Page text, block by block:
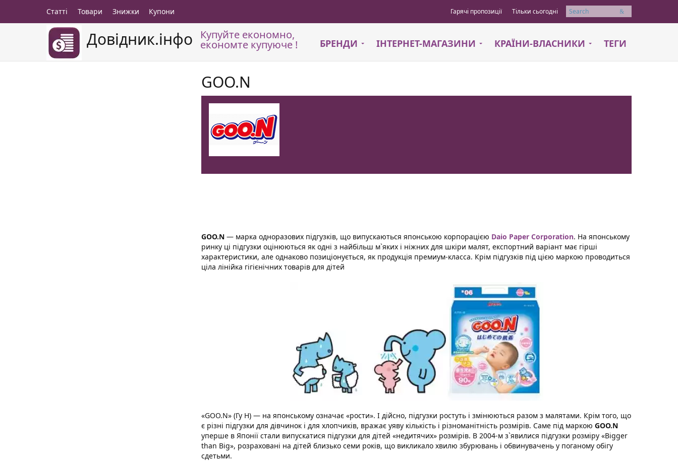
Довідник.інфо Купуйте економно,
економте купуюче ! БРЕНДИ ІНТЕРНЕТ-МАГАЗИНИ КРАЇНИ-ВЛАСНИКИ ТЕГИ
Статті Товари Знижки Купони Гарячі пропозиції Тільки сьогодні Пошук
GOO.N
GOO.N— марка одноразових підгузків, що випускаються японською корпорацією Daio Paper Corporation. На японському
ринку ці підгузки оцінюються як одні з найбільш м`яких і ніжних для шкіри малят, експортний варіант має гірші
характеристики, але однаково позиціонується, як продукція премиум-класса. Крім підгузків під цією маркою проводиться
ціла лінійка гігієнічних товарів для дітей
«GOO.N» (Гу Н) — на японському означає «рости». І дійсно, підгузки ростуть і змінюються разом з малятами. Крім того, що
є різні підгузки для дівчинок і для хлопчиків, вражає уяву кількість і різноманітність розмірів. Саме під маркою GOO.N
уперше в Японії стали випускатися підгузки для дітей «недитячих» розмірів. В 2004-м з`явилися підгузки розміру «Bigger
than Big», розраховані на дітей близько семи років, що викликало хвилю збурювань і обвинувачень у поганому обігу
сдетьми.